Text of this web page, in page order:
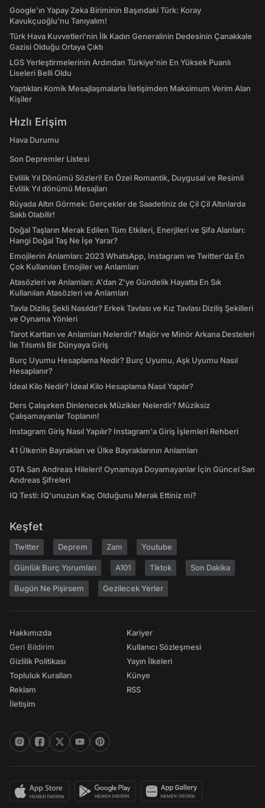
Google'ın Yapay Zeka Biriminin Başındaki Türk: Koray
Kavukçuoğlu'nu Tanıyalım!
Türk Hava Kuvvetleri'nin İlk Kadın Generalinin Dedesinin Çanakkale
Gazisi Olduğu Ortaya Çıktı
LGS Yerleştirmelerinin Ardından Türkiye'nin En Yüksek Puanlı
Liseleri Belli Oldu
Yaptıkları Komik Mesajlaşmalarla İletişimden Maksimum Verim Alan
Kişiler
Hızlı Erişim
Hava Durumu
Son Depremler Listesi
Evlilik Yıl Dönümü Sözleri! En Özel Romantik, Duygusal ve Resimli
Evlilik Yıl dönümü Mesajları
Rüyada Altın Görmek: Gerçekler de Saadetiniz de Çil Çil Altınlarda
Saklı Olabilir!
Doğal Taşların Merak Edilen Tüm Etkileri, Enerjileri ve Şifa Alanları:
Hangi Doğal Taş Ne İşe Yarar?
Emojilerin Anlamları: 2023 WhatsApp, Instagram ve Twitter'da En
Çok Kullanılan Emojiler ve Anlamları
Atasözleri ve Anlamları: A'dan Z'ye Gündelik Hayatta En Sık
Kullanılan Atasözleri ve Anlamları
Tavla Diziliş Şekli Nasıldır? Erkek Tavlası ve Kız Tavlası Diziliş Şekilleri
ve Oynama Yönleri
Tarot Kartları ve Anlamları Nelerdir? Majör ve Minör Arkana Desteleri
İle Tılsımlı Bir Dünyaya Giriş
Burç Uyumu Hesaplama Nedir? Burç Uyumu, Aşk Uyumu Nasıl
Hesaplanır?
İdeal Kilo Nedir? İdeal Kilo Hesaplama Nasıl Yapılır?
Ders Çalışırken Dinlenecek Müzikler Nelerdir? Müziksiz
Çalışamayanlar Toplanın!
Instagram Giriş Nasıl Yapılır? Instagram'a Giriş İşlemleri Rehberi
41 Ülkenin Bayrakları ve Ülke Bayraklarının Anlamları
GTA San Andreas Hileleri! Oynamaya Doyamayanlar İçin Güncel San
Andreas Şifreleri
IQ Testi: IQ'unuzun Kaç Olduğunu Merak Ettiniz mi?
Keşfet
Twitter Deprem Zam Youtube
Günlük Burç Yorumları A101 Tiktok Son Dakika
Bugün Ne Pişirsem Gezilecek Yerler
Hakkımızda
Geri Bildirim
Gizlilik Politikası
Topluluk Kuralları
Reklam
İletişim
Kariyer
Kullanıcı Sözleşmesi
Yayın İlkeleri
Künye
RSS